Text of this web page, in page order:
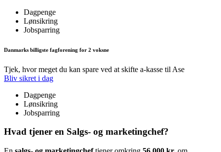
Dagpenge
Lønsikring
Jobsparring
Danmarks billigste fagforening for 2 voksne
Tjek, hvor meget du kan spare ved at skifte a-kasse til Ase
Bliv sikret i dag
Dagpenge
Lønsikring
Jobsparring
Hvad tjener en Salgs- og marketingchef?